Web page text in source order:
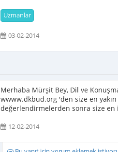
Uzmanlar
03-02-2014
Merhaba Mürşit Bey, Dil ve
wwww.dkbud.org 'den size en
değerlendirmelerden sonra size en
12-02-2014